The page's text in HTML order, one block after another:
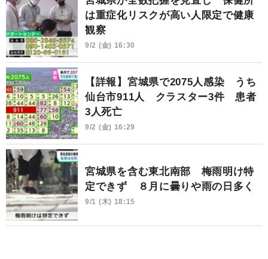
は重症化リスクが高い人限定で健康
観察
9/2 (金) 16:30
【詳報】宮城県で2075人感染 うち
仙台市911人 クラスター3件 患者
3人死亡
9/2 (金) 16:29
宮城県を含む東北南部 梅雨明け特
定できず ８月に曇りや雨の日多く
9/1 (木) 18:15